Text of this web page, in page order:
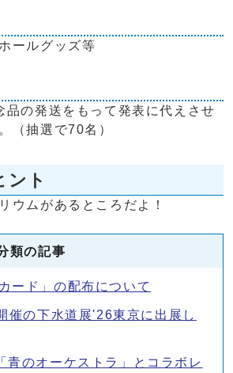
ールグッズ等
品の発送をもって発表に代えさせ
（抽選で70名）
ント
ウムがあるところだよ！
類の記事
ード」の配布について
催の下水道展'26東京に出展し
青のオーケストラ」とコラボレ